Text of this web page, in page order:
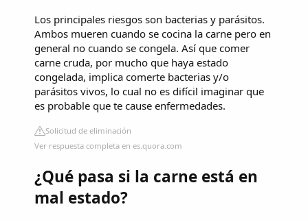
Los principales riesgos son bacterias y parásitos.
Ambos mueren cuando se cocina la carne pero en
general no cuando se congela. Así que comer
carne cruda, por mucho que haya estado
congelada, implica comerte bacterias y/o
parásitos vivos, lo cual no es difícil imaginar que
es probable que te cause enfermedades.
Solicitud de eliminación
Ver respuesta completa en es.quora.com
¿Qué pasa si la carne está en
mal estado?